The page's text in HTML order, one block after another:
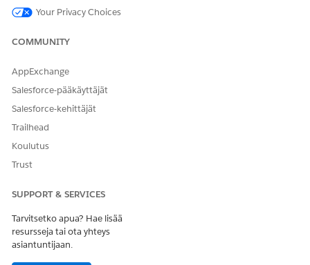
Your Privacy Choices
COMMUNITY
AppExchange
Salesforce-pääkäyttäjät
Salesforce-kehittäjät
Trailhead
Koulutus
Trust
SUPPORT & SERVICES
Tarvitsetko apua? Hae lisää
resursseja tai ota yhteys
asiantuntijaan.